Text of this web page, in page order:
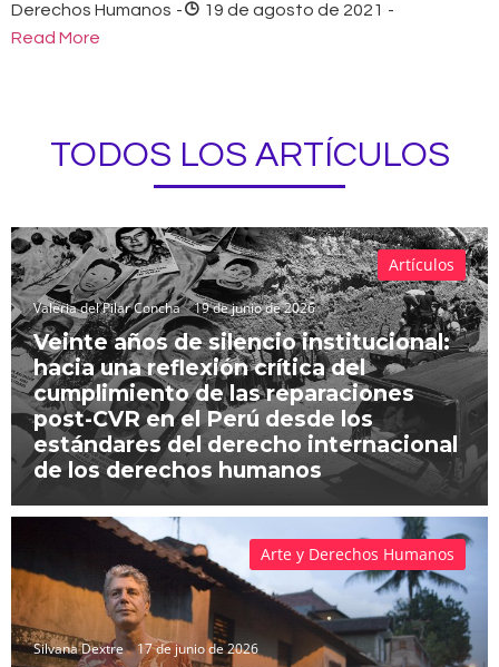
Derechos Humanos - 19 de agosto de 2021 -
Read More
TODOS LOS ARTÍCULOS
Valeria del Pilar Concha 19 de junio de 2026
Veinte años de silencio institucional:
hacia una reflexión crítica del
cumplimiento de las reparaciones
post-CVR en el Perú desde los
estándares del derecho internacional
de los derechos humanos
Artículos
Silvana Dextre 17 de junio de 2026
Arte y Derechos Humanos